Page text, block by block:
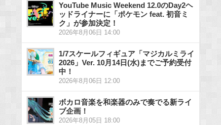
YouTube Music Weekend 12.0のDay2ヘ
ッドライナーに「ポケモン feat. 初音ミ
ク」が参加決定！
2026年8月06日 14:00
1/7スケールフィギュア「マジカルミライ
2026」Ver. 10月14日(水)までご予約受付
中！
2026年8月06日 12:00
ボカロ音楽を和楽器のみで奏でる新ライ
ブ企画！
2026年8月05日 18:00